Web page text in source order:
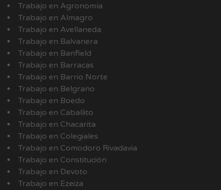
Trabajo en Agronomía
Trabajo en Almagro
Trabajo en Avellaneda
Trabajo en Balvanera
Trabajo en Banfield
Trabajo en Barracas
Trabajo en Barrio Norte
Trabajo en Belgrano
Trabajo en Boedo
Trabajo en Caballito
Trabajo en Chacarita
Trabajo en Colegiales
Trabajo en Comodoro Rivadavia
Trabajo en Constitución
Trabajo en Devoto
Trabajo en Ezeiza